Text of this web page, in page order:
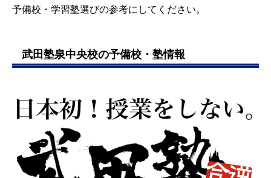
予備校・学習塾選びの参考にしてください。
武田塾泉中央校の予備校・塾情報